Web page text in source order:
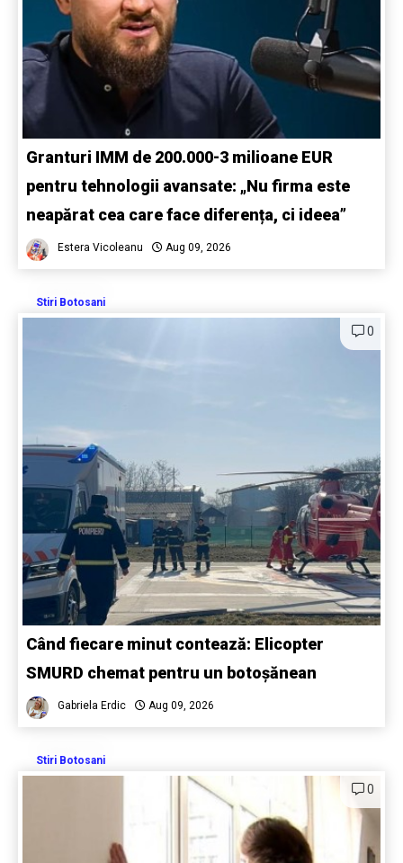
Granturi IMM de 200.000-3 milioane EUR
pentru tehnologii avansate: „Nu firma este
neapărat cea care face diferența, ci ideea”
Estera Vicoleanu Aug 09, 2026
Stiri Botosani
0
Când fiecare minut contează: Elicopter
SMURD chemat pentru un botoșănean
Gabriela Erdic Aug 09, 2026
Stiri Botosani
0